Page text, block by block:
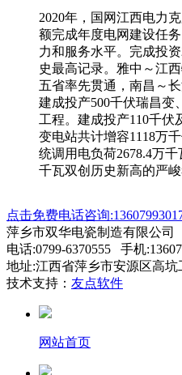
2020年，国网江西电力
额完成年度电网建设任
力和服务水平。完成投
史最高记录。雅中～江
五省率先贯通，南昌～
建成投产500千伏瑞昌变
工程。建成投产110千伏
变电站共计增容1118万
统调用电负荷2678.4万
千瓦双创历史新高的严
点击免费电话咨询
萍乡市双华电瓷制造有限公司
电话:0799-6370555 手机
地址:江西省萍乡市安源区高坑
技术支持： 友点软件
网站首页